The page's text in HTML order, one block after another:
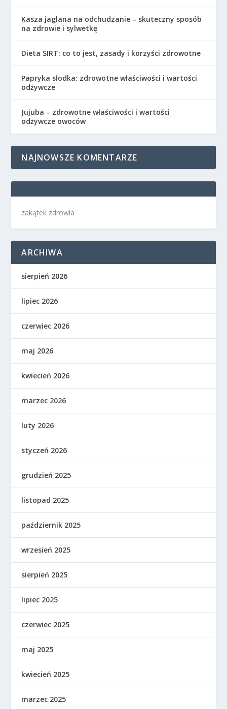
Kasza jaglana na odchudzanie – skuteczny sposób
na zdrowie i sylwetkę
Dieta SIRT: co to jest, zasady i korzyści zdrowotne
Papryka słodka: zdrowotne właściwości i wartości
odżywcze
Jujuba – zdrowotne właściwości i wartości
odżywcze owoców
NAJNOWSZE KOMENTARZE
zakątek zdrowia
ARCHIWA
sierpień 2026
lipiec 2026
czerwiec 2026
maj 2026
kwiecień 2026
marzec 2026
luty 2026
styczeń 2026
grudzień 2025
listopad 2025
październik 2025
wrzesień 2025
sierpień 2025
lipiec 2025
czerwiec 2025
maj 2025
kwiecień 2025
marzec 2025